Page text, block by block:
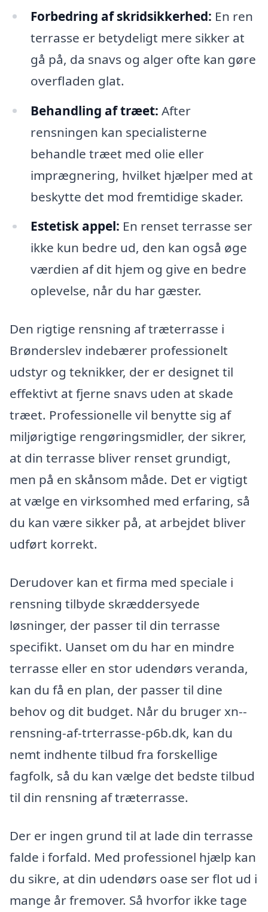
Forbedring af skridsikkerhed: En ren
terrasse er betydeligt mere sikker at
gå på, da snavs og alger ofte kan gøre
overfladen glat.
Behandling af træet: After
rensningen kan specialisterne
behandle træet med olie eller
imprægnering, hvilket hjælper med at
beskytte det mod fremtidige skader.
Estetisk appel: En renset terrasse ser
ikke kun bedre ud, den kan også øge
værdien af dit hjem og give en bedre
oplevelse, når du har gæster.
Den rigtige rensning af træterrasse i
Brønderslev indebærer professionelt
udstyr og teknikker, der er designet til
effektivt at fjerne snavs uden at skade
træet. Professionelle vil benytte sig af
miljørigtige rengøringsmidler, der sikrer,
at din terrasse bliver renset grundigt,
men på en skånsom måde. Det er vigtigt
at vælge en virksomhed med erfaring, så
du kan være sikker på, at arbejdet bliver
udført korrekt.
Derudover kan et firma med speciale i
rensning tilbyde skræddersyede
løsninger, der passer til din terrasse
specifikt. Uanset om du har en mindre
terrasse eller en stor udendørs veranda,
kan du få en plan, der passer til dine
behov og dit budget. Når du bruger xn--
rensning-af-trterrasse-p6b.dk, kan du
nemt indhente tilbud fra forskellige
fagfolk, så du kan vælge det bedste tilbud
til din rensning af træterrasse.
Der er ingen grund til at lade din terrasse
falde i forfald. Med professionel hjælp kan
du sikre, at din udendørs oase ser flot ud i
mange år fremover. Så hvorfor ikke tage